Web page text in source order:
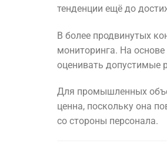
тенденции ещё до
В более продвинутых
мониторинга. На
оценивать допустимые
Для промышленных
ценна, поскольку она
со стороны персонала.